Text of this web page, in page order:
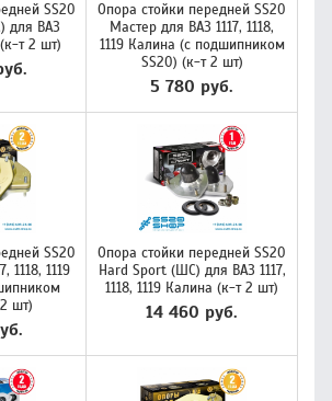
SS20
для ВАЗ
(к-т 2 шт)
Опора стойки передней SS20
Мастер для ВАЗ 1117, 1118,
1119 Калина (с подшипником
SS20) (к-т 2 шт)
5 780 руб.
SS20
1118, 1119
шт)
Опора стойки передней SS20
Hard Sport (ШС) для ВАЗ 1117,
1118, 1119 Калина (к-т 2 шт)
14 460 руб.